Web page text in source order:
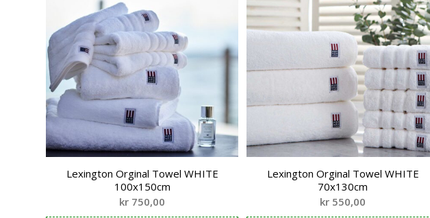
Lexington Orginal Towel WHITE
100x150cm
kr 750,00
Lexington Orginal Towel WHITE
70x130cm
kr 550,00